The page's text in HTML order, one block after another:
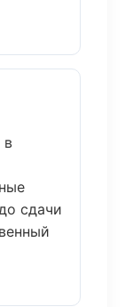
в
сдачи